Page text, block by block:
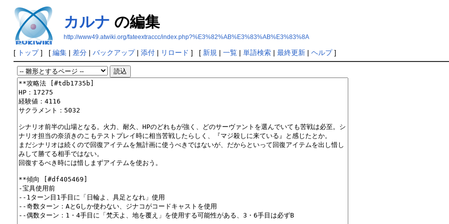
カルナ の編集
http://www49.atwiki.org/fateextraccc/index.php?%E3%82%AB%E3%83%AB%E3%83%8A
[ トップ] [ 編集| 差分| バックアップ| 添付| リロード ] [ 新規 | 一覧| 単語検索| 最終更新| ヘルプ]